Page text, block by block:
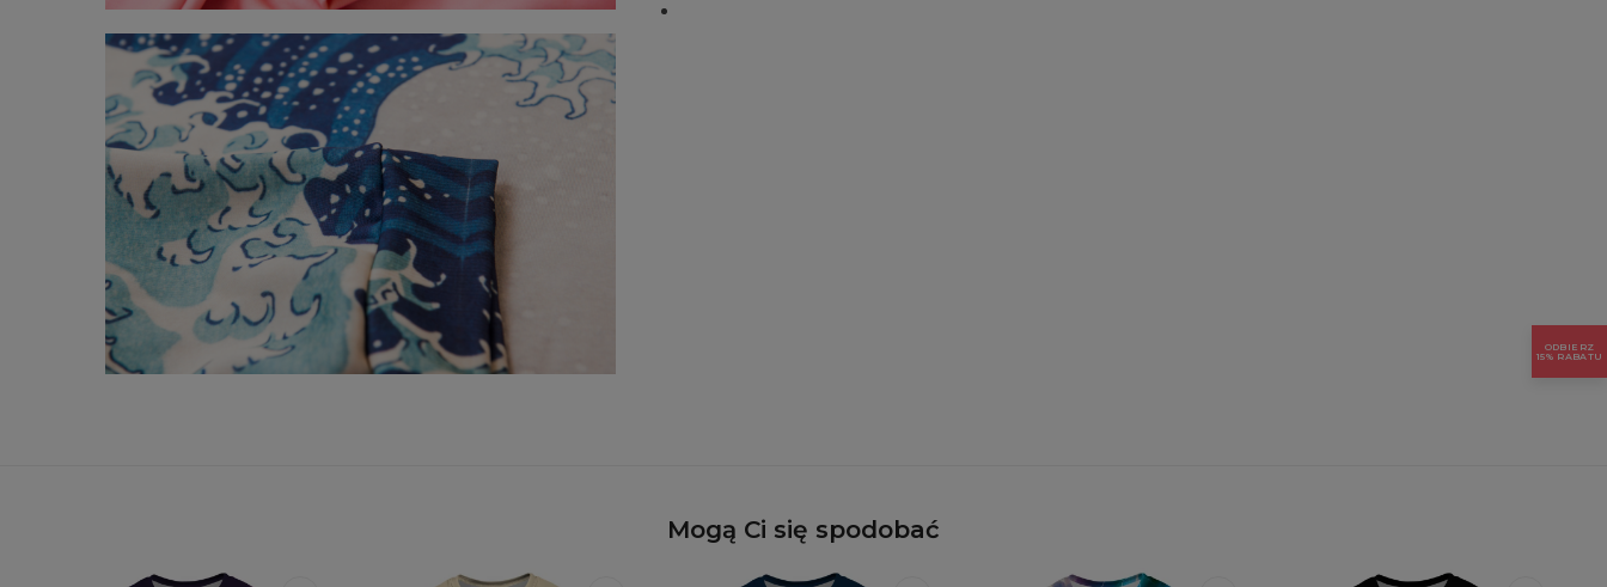
Mogą Ci się spodobać
ODBIERZ
15% RABATU